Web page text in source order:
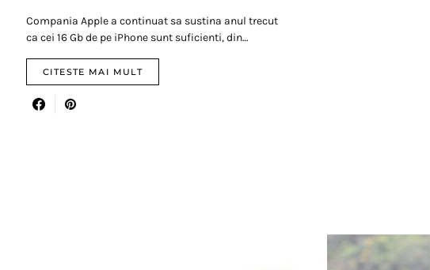
Compania Apple a continuat sa sustina anul trecut
ca cei 16 Gb de pe iPhone sunt suficienti, din…
CITESTE MAI MULT